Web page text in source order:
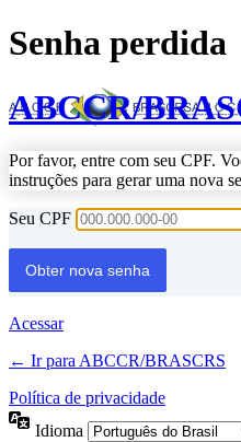
Senha perdida
ABCCR/
Por favor, entre com seu CPF.
instruções para gerar uma nova
Seu CPF
Acessar
← Ir para ABCCR/BRASCRS
Política de privacidade
Idioma